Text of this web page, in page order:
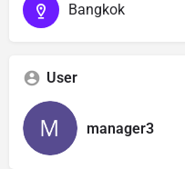
Bangkok
User
manager3